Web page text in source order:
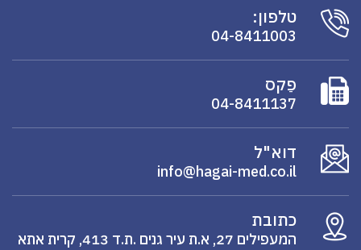
טלפון:
04-8411003
פַקס
04-8411137
דוא"ל
info@hagai-med.co.il
כתובת
המעפילים 27, א.ת עיר גנים .ת.ד 413, קרית אתא